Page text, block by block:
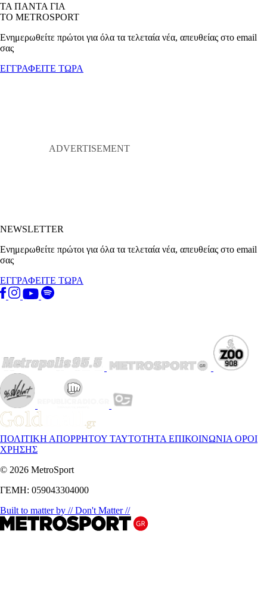
ΤΑ ΠΑΝΤΑ ΓΙΑ
ΤΟ METROSPORT
Ενημερωθείτε πρώτοι για όλα τα τελεταία νέα, απευθείας στο email
σας
ΕΓΓΡΑΦΕΙΤΕ ΤΩΡΑ
NEWSLETTER
Ενημερωθείτε πρώτοι για όλα τα τελεταία νέα, απευθείας στο email
σας
ΕΓΓΡΑΦΕΙΤΕ ΤΩΡΑ
ΠΟΛΙΤΙΚΗ ΑΠΟΡΡΗΤΟΥ ΤΑΥΤΟΤΗΤΑ ΕΠΙΚΟΙΝΩΝΙΑ ΟΡΟΙ
ΧΡΗΣΗΣ
© 2026 MetroSport
ΓΕΜΗ: 059043304000
Built to matter by // Don't Matter //